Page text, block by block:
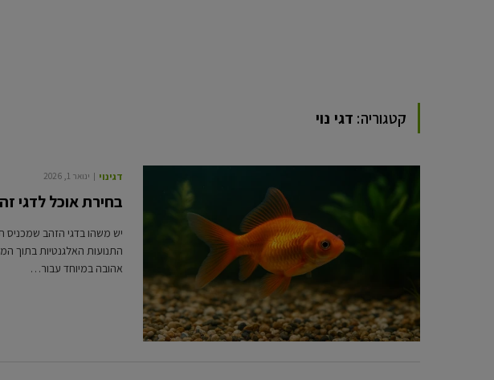
קטגוריה: דגי נוי
דגי נוי ינואר 1, 2026
בחירת אוכל לדגי
יש משהו בדגי הזהב שמכניס
התנועות האלגנטיות בתוך
אהובה במיוחד עבור…